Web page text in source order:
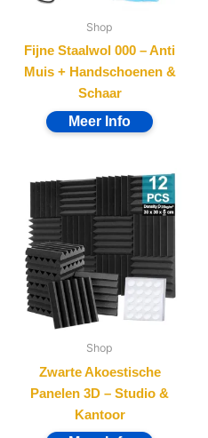
Shop
Fijne Staalwol 000 – Anti
Muis + Handschoenen &
Schaar
Shop
Zwarte Akoestische
Panelen 3D – Studio &
Kantoor